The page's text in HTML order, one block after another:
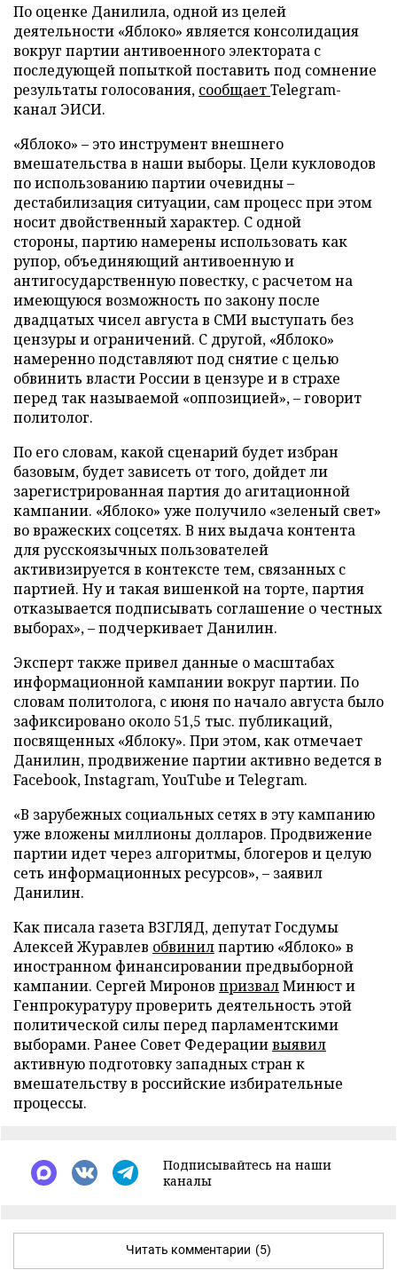
По оценке Данилила, одной из целей
деятельности «Яблоко» является консолидация
вокруг партии антивоенного электората с
последующей попыткой поставить под сомнение
результаты голосования, сообщаетTelegram-
канал ЭИСИ.
«Яблоко» – это инструмент внешнего
вмешательства в наши выборы. Цели кукловодов
по использованию партии очевидны –
дестабилизация ситуации, сам процесс при этом
носит двойственный характер. С одной
стороны, партию намерены использовать как
рупор, объединяющий антивоенную и
антигосударственную повестку, с расчетом на
имеющуюся возможность по закону после
двадцатых чисел августа в СМИ выступать без
цензуры и ограничений. С другой, «Яблоко»
намеренно подставляют под снятие с целью
обвинить власти России в цензуре и в страхе
перед так называемой «оппозицией», – говорит
политолог.
По его словам, какой сценарий будет избран
базовым, будет зависеть от того, дойдет ли
зарегистрированная партия до агитационной
кампании. «Яблоко» уже получило «зеленый свет»
во вражеских соцсетях. В них выдача контента
для русскоязычных пользователей
активизируется в контексте тем, связанных с
партией. Ну и такая вишенкой на торте, партия
отказывается подписывать соглашение о честных
выборах», – подчеркивает Данилин.
Эксперт также привел данные о масштабах
информационной кампании вокруг партии. По
словам политолога, с июня по начало августа было
зафиксировано около 51,5 тыс. публикаций,
посвященных «Яблоку». При этом, как отмечает
Данилин, продвижение партии активно ведется в
Facebook, Instagram, YouTube и Telegram.
«В зарубежных социальных сетях в эту кампанию
уже вложены миллионы долларов. Продвижение
партии идет через алгоритмы, блогеров и целую
сеть информационных ресурсов», – заявил
Данилин.
Как писала газета ВЗГЛЯД, депутат Госдумы
Алексей Журавлев обвинилпартию «Яблоко» в
иностранном финансировании предвыборной
кампании. Сергей Миронов призвалМинюст и
Генпрокуратуру проверить деятельность этой
политической силы перед парламентскими
выборами. Ранее Совет Федерациивыявил
активную подготовку западных стран к
вмешательству в российские избирательные
процессы.
Подписывайтесь на наши
каналы
Читать комментарии (5)